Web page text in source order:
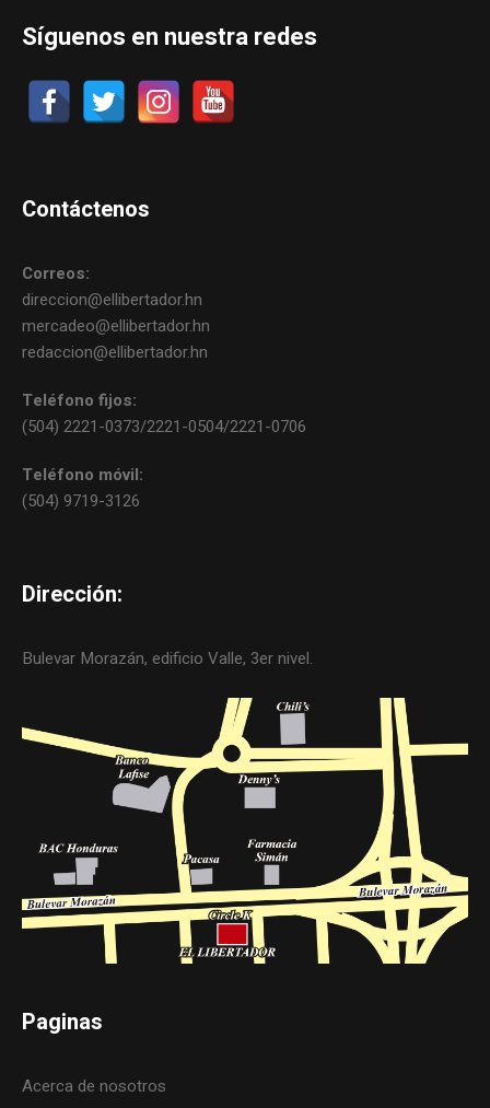
Síguenos en nuestra redes
Contáctenos
Correos:
direccion@ellibertador.hn
mercadeo@ellibertador.hn
redaccion@ellibertador.hn
Teléfono fijos:
(504) 2221-0373/2221-0504/2221-0706
Teléfono móvil:
(504) 9719-3126
Dirección:
Bulevar Morazán, edificio Valle, 3er nivel.
Paginas
Acerca de nosotros